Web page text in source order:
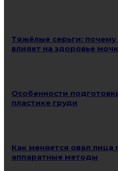
Тяжёлые серьги:
влияет на здоровье
Особенности
пластике груди
Как меняется овал
аппаратные методы